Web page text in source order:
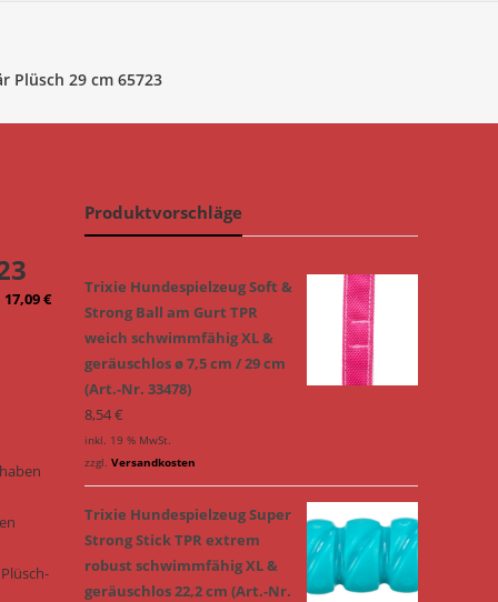
Plüsch 29 cm 65723
17,09€
Produktvorschläge
Trixie Hundespielzeug Soft &
Strong Ball am Gurt TPR
weich schwimmfähig XL &
geräuschlos ø 7,5 cm / 29 cm
(Art.-Nr. 33478)
8,54€
inkl. 19 % MwSt.
zzgl. Versandkosten
Trixie Hundespielzeug Super
Strong Stick TPR extrem
robust schwimmfähig XL &
geräuschlos 22,2 cm (Art.-Nr.